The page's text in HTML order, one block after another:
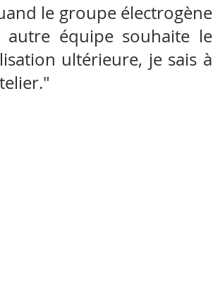
le groupe électrogène
équipe souhaite le
ultérieure, je sais à